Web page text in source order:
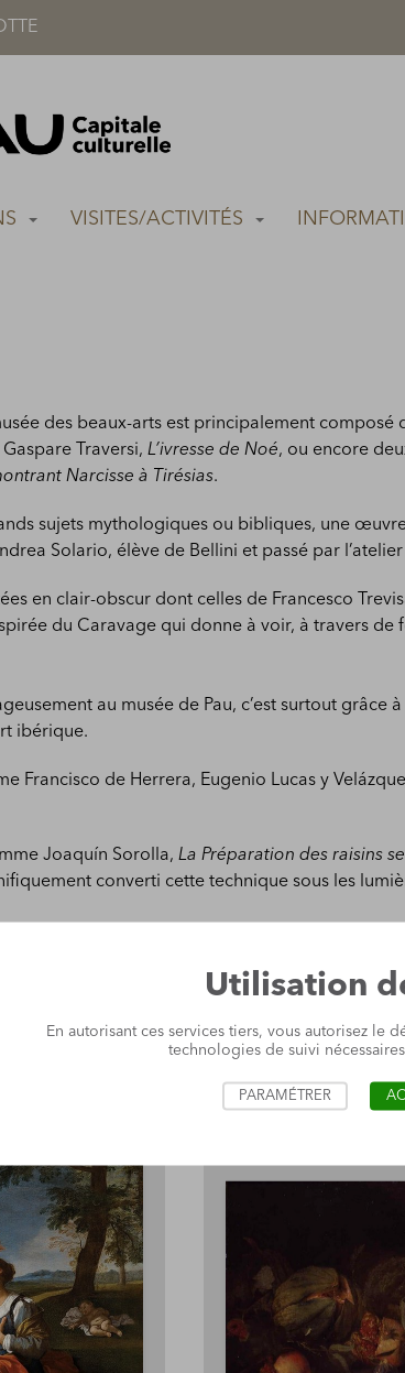
VISITES/ACTIVITÉS
des beaux-arts est principalement composé
Gaspare Traversi,L’ivresse de Noé, ou encore
Narcisse à Tirésias.
sujets mythologiques ou bibliques, une
Solario, élève de Bellini et passé par
en clair-obscur dont celles de Francesco
du Caravage qui donne à voir, à travers de
au musée de Pau, c’est surtout
ibérique.
Francisco de Herrera, Eugenio Lucas y
Joaquín Sorolla,La Préparation des raisins
converti cette technique sous les
d’artistes contemporains comme Equipo
important fonds consacré à la Nouvelle
Utilisation
En autorisant ces services tiers, vous autorisez
technologies de suivi
PARAMÉTRER